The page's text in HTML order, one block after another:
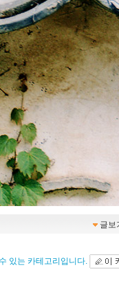
글보
있는 카테고리입니다.